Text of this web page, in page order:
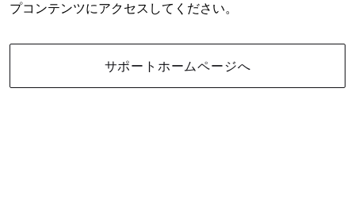
プコンテンツにアクセスしてください。
サポートホームページへ